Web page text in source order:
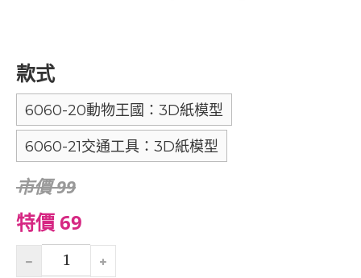
款式
6060-20動物王國：3D紙模型
6060-21交通工具：3D紙模型
市價 99
特價 69